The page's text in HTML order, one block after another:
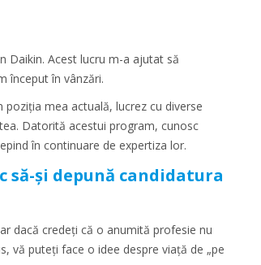
Daikin. Acest lucru m-a ajutat să
început în vânzări.
mea actuală, lucrez cu diverse
Datorită acestui program, cunosc
în continuare de expertiza lor.
să-și depună candidatura
dacă credeți că o anumită profesie nu
vă puteți face o idee despre viață de „pe